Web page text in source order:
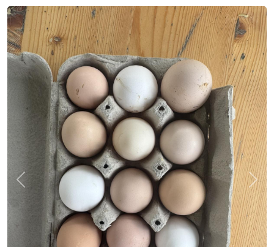
Previous